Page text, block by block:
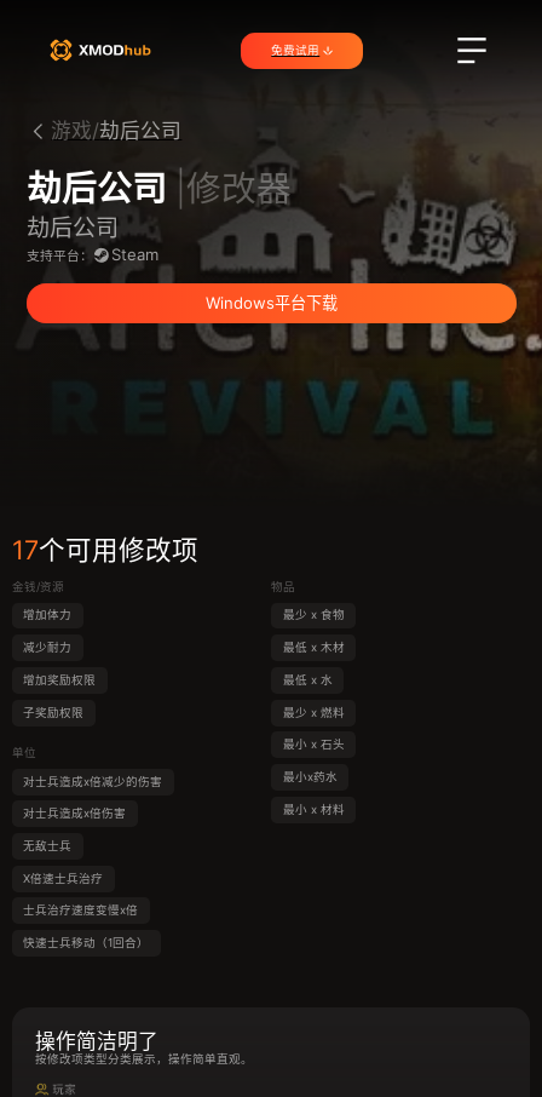
免费试用
游戏/劫后公司
劫后公司 |修改器
劫后公司
支持平台： Steam
Windows平台下载
17个可用修改项
金钱/资源
增加体力
减少耐力
增加奖励权限
子奖励权限
单位
对士兵造成x倍减少的伤害
对士兵造成x倍伤害
无敌士兵
X倍速士兵治疗
士兵治疗速度变慢x倍
快速士兵移动（1回合）
物品
最少 x 食物
最低 x 木材
最低 x 水
最少 x 燃料
最小 x 石头
最小x药水
最小 x 材料
操作简洁明了
按修改项类型分类展示，操作简单直观。